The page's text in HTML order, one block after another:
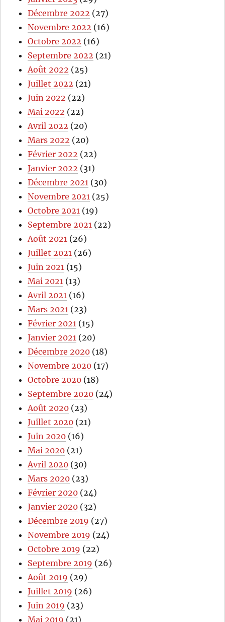
Décembre 2022 (27)
Novembre 2022 (16)
Octobre 2022 (16)
Septembre 2022 (21)
Août 2022 (25)
Juillet 2022 (21)
Juin 2022 (22)
Mai 2022 (22)
Avril 2022 (20)
Mars 2022 (20)
Février 2022 (22)
Janvier 2022 (31)
Décembre 2021 (30)
Novembre 2021 (25)
Octobre 2021 (19)
Septembre 2021 (22)
Août 2021 (26)
Juillet 2021 (26)
Juin 2021 (15)
Mai 2021 (13)
Avril 2021 (16)
Mars 2021 (23)
Février 2021 (15)
Janvier 2021 (20)
Décembre 2020 (18)
Novembre 2020 (17)
Octobre 2020 (18)
Septembre 2020 (24)
Août 2020 (23)
Juillet 2020 (21)
Juin 2020 (16)
Mai 2020 (21)
Avril 2020 (30)
Mars 2020 (23)
Février 2020 (24)
Janvier 2020 (32)
Décembre 2019 (27)
Novembre 2019 (24)
Octobre 2019 (22)
Septembre 2019 (26)
Août 2019 (29)
Juillet 2019 (26)
Juin 2019 (23)
Mai 2019 (21)